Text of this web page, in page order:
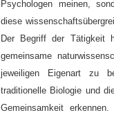
Psychologen meinen,
diese
Der Begriff der Tätigkeit
gemeinsame
jeweiligen Eigenart zu
traditionelle Biologie und
Gemeinsamkeit